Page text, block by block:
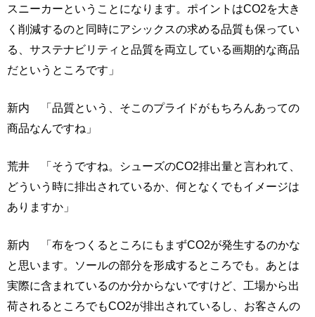
スニーカーということになります。ポイントはCO2を大き
く削減するのと同時にアシックスの求める品質も保ってい
る、サステナビリティと品質を両立している画期的な商品
だというところです」
新内 「品質という、そこのプライドがもちろんあっての
商品なんですね」
荒井 「そうですね。シューズのCO2排出量と言われて、
どういう時に排出されているか、何となくでもイメージは
ありますか」
新内 「布をつくるところにもまずCO2が発生するのかな
と思います。ソールの部分を形成するところでも。あとは
実際に含まれているのか分からないですけど、工場から出
荷されるところでもCO2が排出されているし、お客さんの